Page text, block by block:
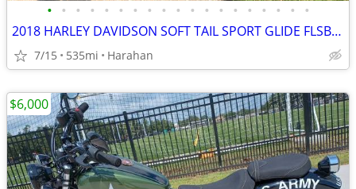
• • • • • • • • • • • • • • • • • • •
2018 HARLEY DAVIDSON SOFT TAIL SPORT GLIDE FLSB (535 ORIGINAL MILES)
7/15 535mi Harahan
$6,000